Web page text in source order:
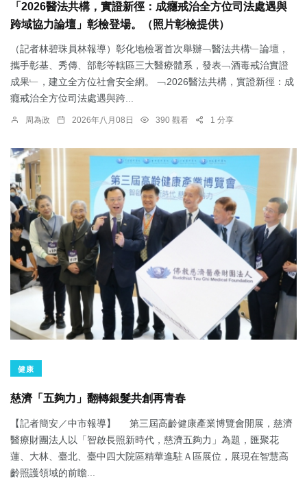
「2026醫法共構，實證新徑：成癮戒治全方位司法處遇與
跨域協力論壇」彰檢登場。（照片彰檢提供）
（記者林碧珠員林報導）彰化地檢署首次舉辦﹁醫法共構﹂論壇，
攜手彰基、秀傳、部彰等轄區三大醫療體系，發表﹁酒毒戒治實證
成果﹂，建立全方位社會安全網。 ﹁2026醫法共構，實證新徑：成
癮戒治全方位司法處遇與跨...
周為政 2026年八月08日 390 觀看 1 分享
健康
慈濟「五夠力」翻轉銀髮共創再青春
【記者簡安／中市報導】 第三屆高齡健康產業博覽會開展，慈濟
醫療財團法人以「智啟長照新時代，慈濟五夠力」為題，匯聚花
蓮、大林、臺北、臺中四大院區精華進駐Ａ區展位，展現在智慧高
齡照護領域的前瞻...